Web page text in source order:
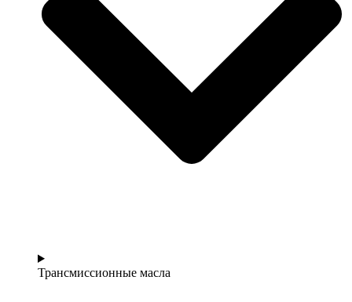
Трансмиссионные масла